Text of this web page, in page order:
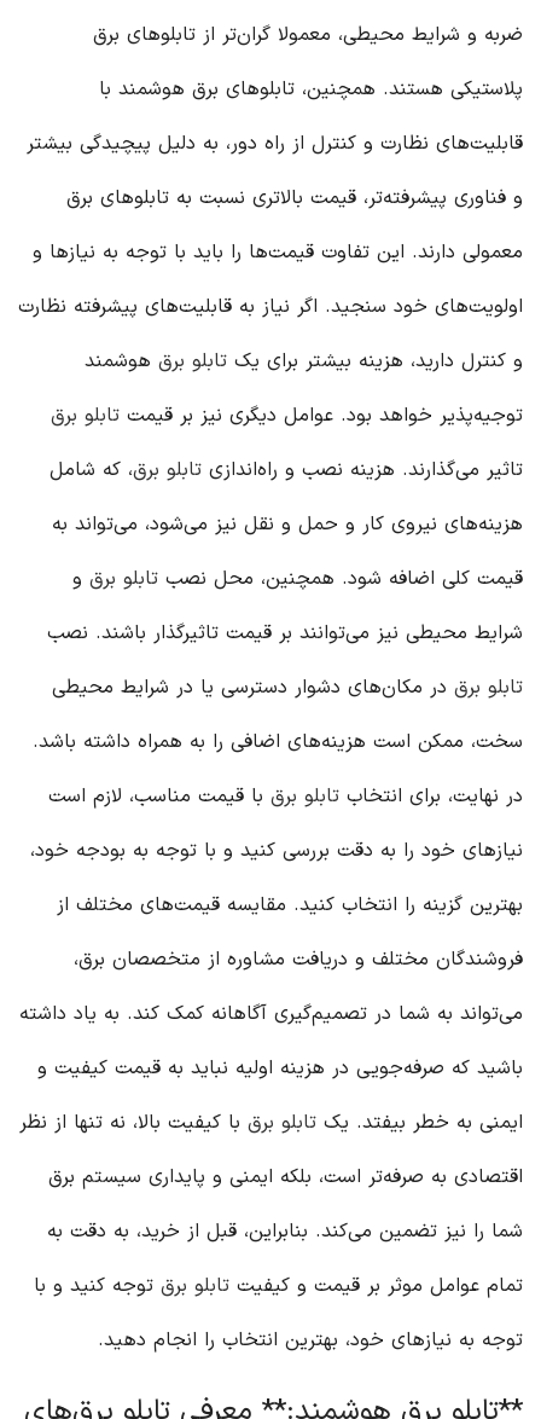
ضربه و شرایط محیطی، معمولا گران‌تر از تابلوهای برق
پلاستیکی هستند. همچنین، تابلوهای برق هوشمند با
قابلیت‌های نظارت و کنترل از راه دور، به دلیل پیچیدگی بیشتر
و فناوری پیشرفته‌تر، قیمت بالاتری نسبت به تابلوهای برق
معمولی دارند. این تفاوت قیمت‌ها را باید با توجه به نیازها و
اولویت‌های خود سنجید. اگر نیاز به قابلیت‌های پیشرفته نظارت
و کنترل دارید، هزینه بیشتر برای یک تابلو برق هوشمند
توجیه‌پذیر خواهد بود. عوامل دیگری نیز بر قیمت تابلو برق
تاثیر می‌گذارند. هزینه نصب و راه‌اندازی تابلو برق، که شامل
هزینه‌های نیروی کار و حمل و نقل نیز می‌شود، می‌تواند به
قیمت کلی اضافه شود. همچنین، محل نصب تابلو برق و
شرایط محیطی نیز می‌توانند بر قیمت تاثیرگذار باشند. نصب
تابلو برق در مکان‌های دشوار دسترسی یا در شرایط محیطی
سخت، ممکن است هزینه‌های اضافی را به همراه داشته باشد.
در نهایت، برای انتخاب تابلو برق با قیمت مناسب، لازم است
نیازهای خود را به دقت بررسی کنید و با توجه به بودجه خود،
بهترین گزینه را انتخاب کنید. مقایسه قیمت‌های مختلف از
فروشندگان مختلف و دریافت مشاوره از متخصصان برق،
می‌تواند به شما در تصمیم‌گیری آگاهانه کمک کند. به یاد داشته
باشید که صرفه‌جویی در هزینه اولیه نباید به قیمت کیفیت و
ایمنی به خطر بیفتد. یک تابلو برق با کیفیت بالا، نه تنها از نظر
اقتصادی به صرفه‌تر است، بلکه ایمنی و پایداری سیستم برق
شما را نیز تضمین می‌کند. بنابراین، قبل از خرید، به دقت به
تمام عوامل موثر بر قیمت و کیفیت تابلو برق توجه کنید و با
توجه به نیازهای خود، بهترین انتخاب را انجام دهید.